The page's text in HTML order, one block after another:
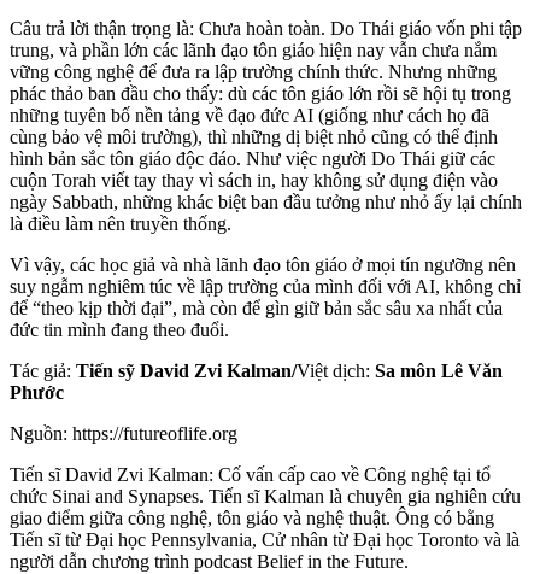
Câu trả lời thận trọng là: Chưa hoàn toàn. Do Thái giáo vốn phi tập
trung, và phần lớn các lãnh đạo tôn giáo hiện nay vẫn chưa nắm
vững công nghệ để đưa ra lập trường chính thức. Nhưng những
phác thảo ban đầu cho thấy: dù các tôn giáo lớn rồi sẽ hội tụ trong
những tuyên bố nền tảng về đạo đức AI (giống như cách họ đã
cùng bảo vệ môi trường), thì những dị biệt nhỏ cũng có thể định
hình bản sắc tôn giáo độc đáo. Như việc người Do Thái giữ các
cuộn Torah viết tay thay vì sách in, hay không sử dụng điện vào
ngày Sabbath, những khác biệt ban đầu tưởng như nhỏ ấy lại chính
là điều làm nên truyền thống.
Vì vậy, các học giả và nhà lãnh đạo tôn giáo ở mọi tín ngưỡng nên
suy ngẫm nghiêm túc về lập trường của mình đối với AI, không chỉ
để “theo kịp thời đại”, mà còn để gìn giữ bản sắc sâu xa nhất của
đức tin mình đang theo đuổi.
Tác giả: Tiến sỹ David Zvi Kalman/Việt dịch: Sa môn Lê Văn
Phước
Nguồn: https://futureoflife.org
Tiến sĩ David Zvi Kalman: Cố vấn cấp cao về Công nghệ tại tổ
chức Sinai and Synapses. Tiến sĩ Kalman là chuyên gia nghiên cứu
giao điểm giữa công nghệ, tôn giáo và nghệ thuật. Ông có bằng
Tiến sĩ từ Đại học Pennsylvania, Cử nhân từ Đại học Toronto và là
người dẫn chương trình podcast Belief in the Future.